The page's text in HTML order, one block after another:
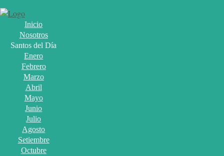
Inicio
Nosotros
Santos del Día
Enero
Febrero
Marzo
Abril
Mayo
Junio
Julio
Agosto
Setiembre
Octubre